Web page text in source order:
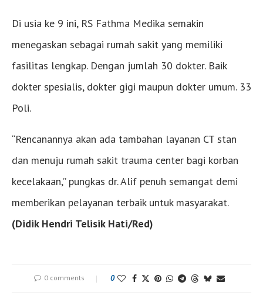
Di usia ke 9 ini, RS Fathma Medika semakin
menegaskan sebagai rumah sakit yang memiliki
fasilitas lengkap. Dengan jumlah 30 dokter. Baik
dokter spesialis, dokter gigi maupun dokter umum. 33
Poli.
“Rencanannya akan ada tambahan layanan CT stan
dan menuju rumah sakit trauma center bagi korban
kecelakaan,” pungkas dr. Alif penuh semangat demi
memberikan pelayanan terbaik untuk masyarakat.
(Didik Hendri Telisik Hati/Red)
0 comments 0